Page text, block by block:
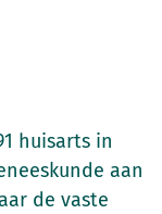
huisarts in
aan
de vaste